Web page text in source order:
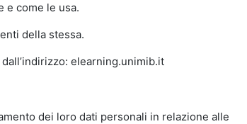
e come le usa.
della stessa.
elearning.unimib.it
dei loro dati personali in relazione alle